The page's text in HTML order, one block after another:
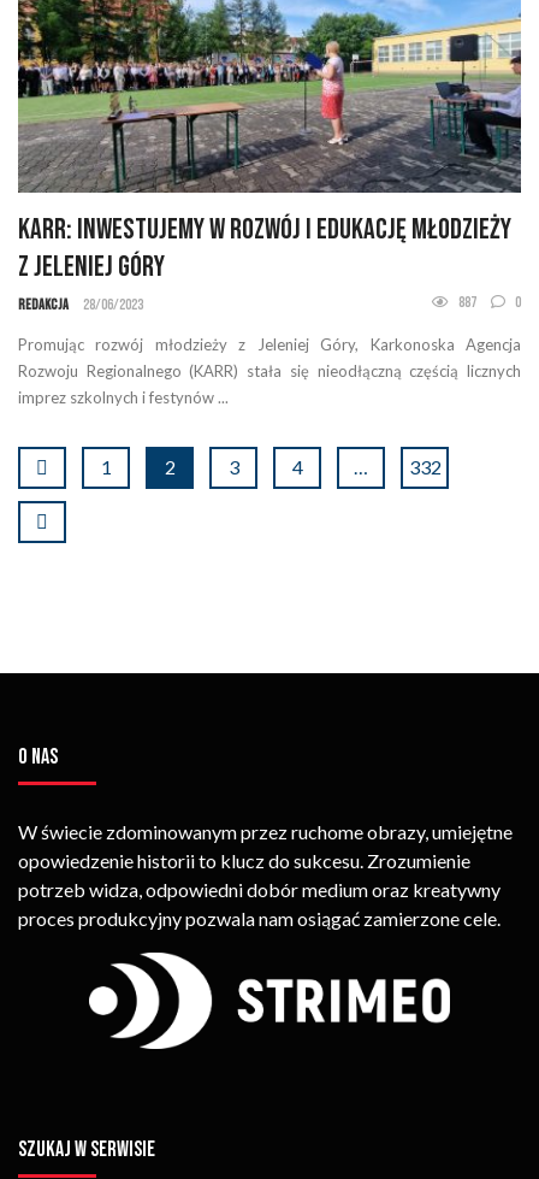
KARR: Inwestujemy w Rozwój i Edukację Młodzieży
z Jeleniej Góry
Redakcja 28/06/2023 887 0
Promując rozwój młodzieży z Jeleniej Góry, Karkonoska Agencja
Rozwoju Regionalnego (KARR) stała się nieodłączną częścią licznych
imprez szkolnych i festynów ...
1 2 3 4 332
O NAS
W świecie zdominowanym przez ruchome obrazy, umiejętne
opowiedzenie historii to klucz do sukcesu. Zrozumienie
potrzeb widza, odpowiedni dobór medium oraz kreatywny
proces produkcyjny pozwala nam osiągać zamierzone cele.
SZUKAJ W SERWISIE